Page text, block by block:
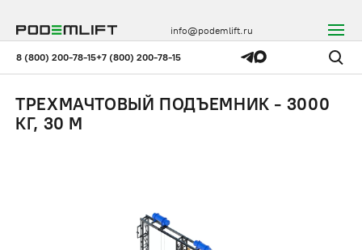
8 (800) 200-78-15+7 (800) 200-78-15
info@podemlift.ru
ТРЕХМАЧТОВЫЙ ПОДЪЕМНИК - 3000
КГ, 30 М